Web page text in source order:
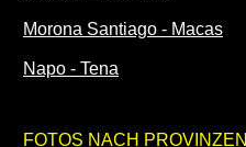
Morona Santiago - Macas
Napo - Tena
FOTOS NACH PROVINZEN